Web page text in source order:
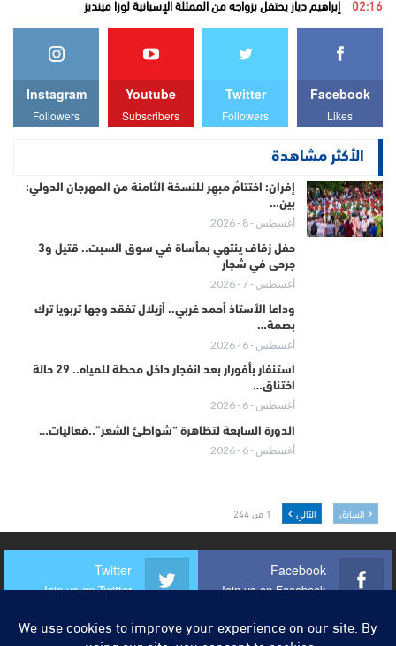
02:16 إبراهيم دياز يحتفل بزواجه من الممثلة الإسبانية لوزا مينديز
Facebook
Likes
Twitter
Followers
Youtube
Subscribers
Instagram
Followers
الأكثر مشاهدة
إفران: اختتامٌ مبهِر للنسخة الثامنة من المهرجان الدولي:
بين…
أغسطس - 8 - 2026
حفل زفاف ينتهي بمأساة في سوق السبت.. قتيل و3
جرحى في شجار
أغسطس - 7 - 2026
وداعا الأستاذ أحمد غربي.. أزيلال تفقد وجها تربويا ترك
بصمة…
أغسطس - 6 - 2026
استنفار بأفورار بعد انفجار داخل محطة للمياه.. 29 حالة
اختناق…
أغسطس - 6 - 2026
الدورة السابعة لتظاهرة “شواطئ الشعر”..فعاليات…
أغسطس - 6 - 2026
السابق التالي 1 من 244
Facebook
Join us on Facebook
Twitter
Join us on Twitter
Youtube
Instagram